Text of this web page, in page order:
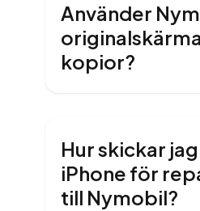
Använder
kopior?
Hur skickar
iPhone för
till Nymobil?